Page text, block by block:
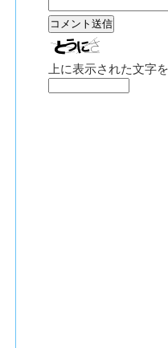
上に表示された文字